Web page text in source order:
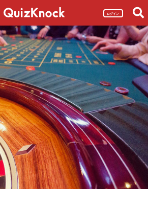
ログイン